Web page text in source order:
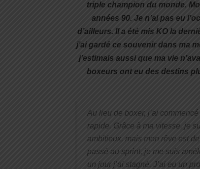
triple champion du monde.
années 90. Je n’ai pas eu
d’ailleurs. Il a été mis KO la
j’ai gardé ce souvenir dans ma
j’estimais aussi que ma vie
boxeurs ont eu des destins
Au lieu de boxer, j’ai
rapide. Grâce à ma vitesse, je
ambitieux, mais mon rêve est
passé au sprint, je me suis
un jour j’ai stagné. J’ai eu un